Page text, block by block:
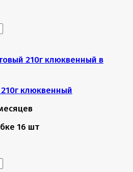
клюквенный
16 шт